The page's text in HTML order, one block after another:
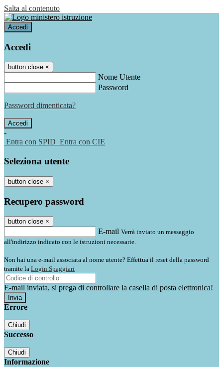
Salta al contenuto
Accedi
Accedi
button close ×
Nome Utente
Password
Password dimenticata?
-
Entra con SPID Entra con CIE
Seleziona utente
button close ×
Recupero password
button close ×
E-mail Verrà inviato un messaggio
all'indirizzo indicato con le istruzioni necessarie.
Non hai una e-mail associata al nome utente? Effettua il reset della password
tramite la Login Spaggiari
E-mail inviata, si prega di controllare la casella di posta elettronica!
Errore
Chiudi
Successo
Chiudi
Informazione